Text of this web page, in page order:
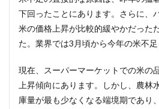
下回ったことにあります。さらに、
米の価格上昇が比較的緩やかだった
た。業界では3月頃から今年の米不足
現在、スーパーマーケットでの米の
上昇傾向にあります。しかし、農林
庫量が最も少なくなる端境期であり